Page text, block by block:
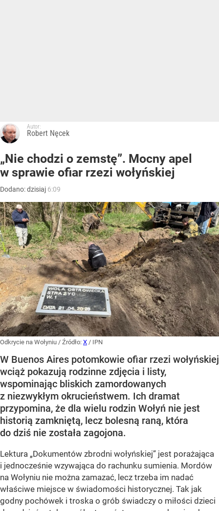
Autor:
Robert Nęcek
„Nie chodzi o zemstę”. Mocny apel
w sprawie ofiar rzezi wołyńskiej
Dodano:dzisiaj 6:09
Odkrycie na Wołyniu / Źródło: X / IPN
W Buenos Aires potomkowie ofiar rzezi wołyńskiej
wciąż pokazują rodzinne zdjęcia i listy,
wspominając bliskich zamordowanych
z niezwykłym okrucieństwem. Ich dramat
przypomina, że dla wielu rodzin Wołyń nie jest
historią zamkniętą, lecz bolesną raną, która
do dziś nie została zagojona.
Lektura „Dokumentów zbrodni wołyńskiej” jest porażająca
i jednocześnie wzywająca do rachunku sumienia. Mordów
na Wołyniu nie można zamazać, lecz trzeba im nadać
właściwe miejsce w świadomości historycznej. Tak jak
godny pochówek i troska o grób świadczy o miłości dzieci